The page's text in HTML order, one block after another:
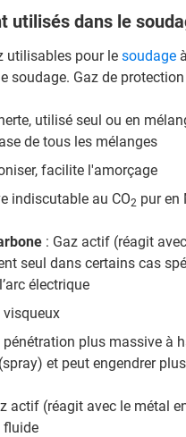
utilisés dans le
utilisables pour le soudage
soudage. Gaz de
utilisé seul ou en
de tous les mélanges
facilite l'amorçage
indiscutable au CO2 pur en
: Gaz actif (réagit
seul dans certains cas
électrique
pénétration plus massive à
et peut engendrer
actif (réagit avec le métal
fluide